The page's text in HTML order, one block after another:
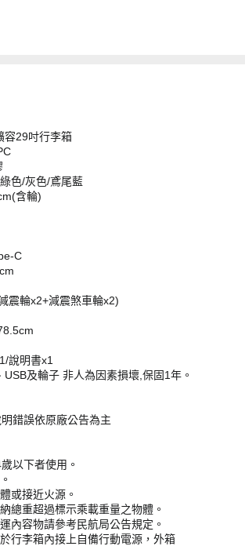
容29吋行李箱
色/灰色/鳶尾藍
含輪)
C
震輪x2+減震煞車輪x2)
說明書x1
及輪子 非人為因素損壞,保固1年。
錯誤依原廠公告為主
以下者使用。
或接近火源。
總重超過標示乘載重量之物體。
內容物請參考民航局公告規定。
行李箱內接上自備行動電源，外箱